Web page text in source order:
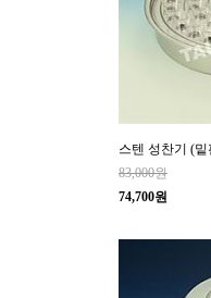
스텐 성찬기 (밑
83,000원
74,700원